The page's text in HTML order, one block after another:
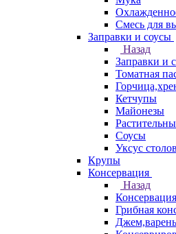
Смесь для
Заправки и соусы
Назад
Заправки и
Томатная
Кетчупы
Майонезы
Соусы
Уксус
Крупы
Консервация
Назад
Консервация
Грибная